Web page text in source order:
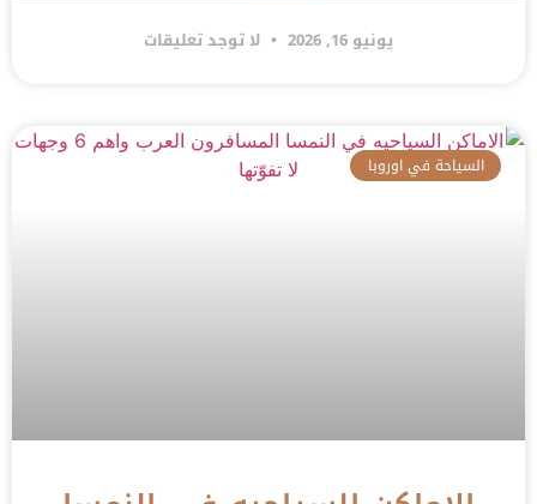
يونيو 16, 2026 لا توجد تعليقات
السياحة في اوروبا